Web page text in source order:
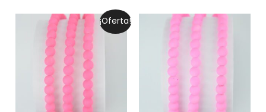
¡Oferta!
Original
price
was:
$ 2.500.
Current
price
is:
$ 1.500.